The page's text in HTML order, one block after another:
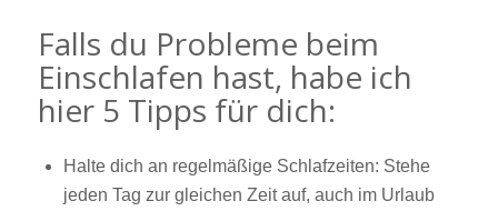
Falls du Probleme beim
Einschlafen hast, habe ich
hier 5 Tipps für dich:
Halte dich an regelmäßige Schlafzeiten: Stehe
jeden Tag zur gleichen Zeit auf, auch im Urlaub